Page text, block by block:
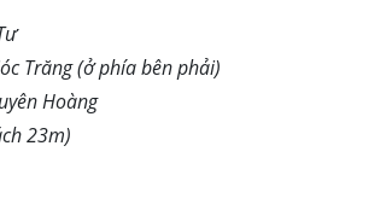
Trăng (ở phía bên phải)
Hoàng
23m)